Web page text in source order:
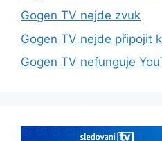
Gogen TV nejde zvuk
Gogen TV nejde připojit
Gogen TV nefunguje